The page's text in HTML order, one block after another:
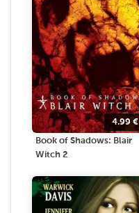
4.99 €
Book of Shadows: Blair
Witch 2